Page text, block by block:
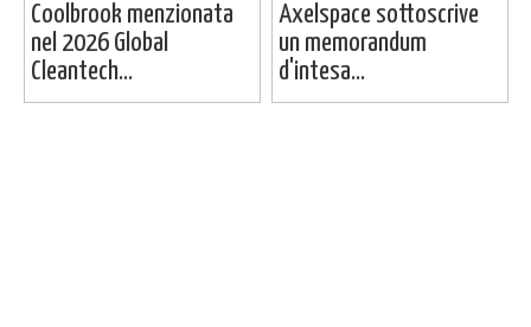
Coolbrook menzionata
nel 2026 Global
Cleantech...
Axelspace sottoscrive
un memorandum
d'intesa...